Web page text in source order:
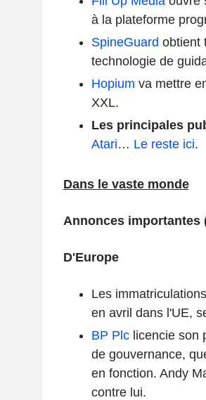
à la plateforme
SpineGuard obtient
technologie de
Hopium va mettre
XXL.
Les principales
Atari… Le reste ici.
Dans le vaste monde
Annonces importantes
D'Europe
Les
en avril dans l'UE,
BP Plclicencie son
de gouvernance,
en fonction. Andy
contre lui.